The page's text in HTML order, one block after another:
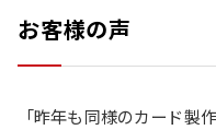
お客様の声
「昨年も同様のカード製